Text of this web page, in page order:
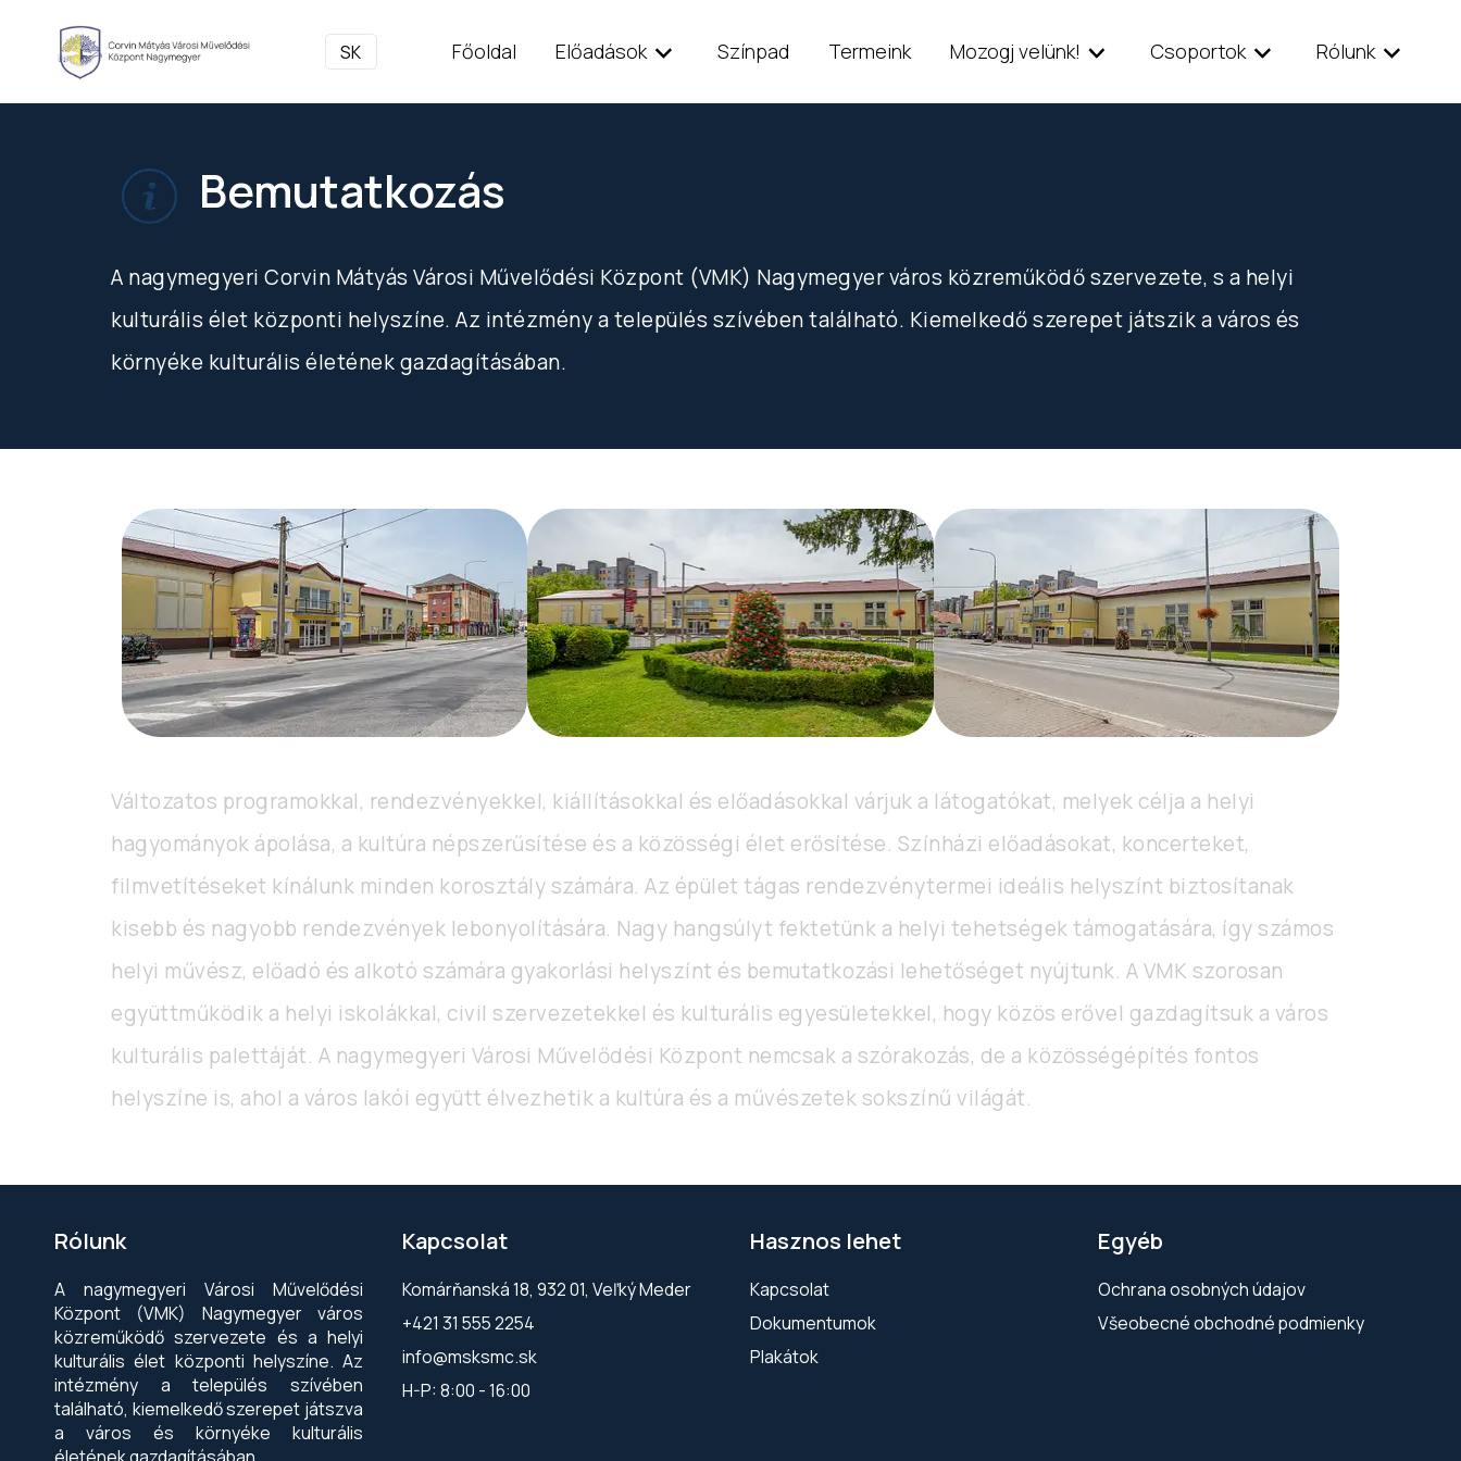
SK Főoldal Előadások Színpad Termeink Mozogj velünk! Csoportok Rólunk
Bemutatkozás
A nagymegyeri Corvin Mátyás Városi Művelődési Központ (VMK) Nagymegyer város közreműködő szervezete, s a helyi
kulturális élet központi helyszíne. Az intézmény a település szívében található. Kiemelkedő szerepet játszik a város és
környéke kulturális életének gazdagításában.
Változatos programokkal, rendezvényekkel, kiállításokkal és előadásokkal várjuk a látogatókat, melyek célja a helyi
hagyományok ápolása, a kultúra népszerűsítése és a közösségi élet erősítése. Színházi előadásokat, koncerteket,
filmvetítéseket kínálunk minden korosztály számára. Az épület tágas rendezvénytermei ideális helyszínt biztosítanak
kisebb és nagyobb rendezvények lebonyolítására. Nagy hangsúlyt fektetünk a helyi tehetségek támogatására, így számos
helyi művész, előadó és alkotó számára gyakorlási helyszínt és bemutatkozási lehetőséget nyújtunk. A VMK szorosan
együttműködik a helyi iskolákkal, civil szervezetekkel és kulturális egyesületekkel, hogy közös erővel gazdagítsuk a város
kulturális palettáját. A nagymegyeri Városi Művelődési Központ nemcsak a szórakozás, de a közösségépítés fontos
helyszíne is, ahol a város lakói együtt élvezhetik a kultúra és a művészetek sokszínű világát.
Rólunk
A nagymegyeri Városi Művelődési
Központ (VMK) Nagymegyer város
közreműködő szervezete és a helyi
kulturális élet központi helyszíne. Az
intézmény a település szívében
található, kiemelkedő szerepet játszva
a város és környéke kulturális
Kapcsolat
Komárňanská 18, 932 01, Veľký Meder
+421 31 555 2254
info@msksmc.sk
H-P: 8:00 - 16:00
Hasznos lehet
Kapcsolat
Dokumentumok
Plakátok
Egyéb
Ochrana osobných údajov
Všeobecné obchodné podmienky